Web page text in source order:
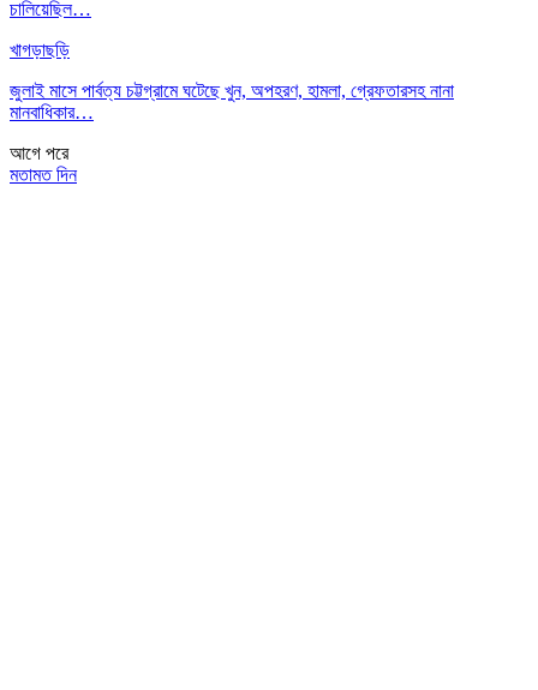
চালিয়েছিল…
খাগড়াছড়ি
জুলাই মাসে পার্বত্য চট্টগ্রামে ঘটেছে খুন, অপহরণ, হামলা, গ্রেফতারসহ নানা
মানবাধিকার…
আগে পরে
মতামত দিন